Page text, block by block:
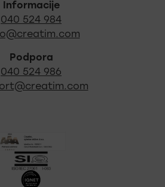
Informacije
040 524 984
Podpora
040 524 986